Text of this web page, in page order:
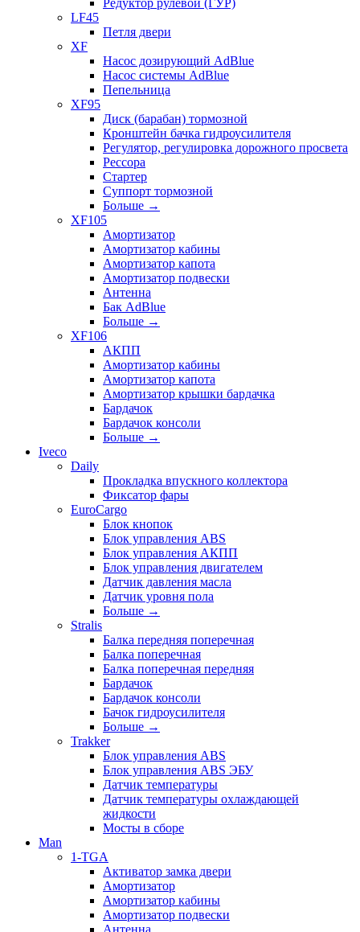
Редуктор рулевой (ГУР)
LF45
Петля двери
XF
Насос дозирующий AdBlue
Насос системы AdBlue
Пепельница
XF95
Диск (барабан) тормозной
Кронштейн бачка гидроусилителя
Регулятор, регулировка дорожного просвета
Рессора
Стартер
Суппорт тормозной
Больше →
XF105
Амортизатор
Амортизатор кабины
Амортизатор капота
Амортизатор подвески
Антенна
Бак AdBlue
Больше →
XF106
АКПП
Амортизатор кабины
Амортизатор капота
Амортизатор крышки бардачка
Бардачок
Бардачок консоли
Больше →
Iveco
Daily
Прокладка впускного коллектора
Фиксатор фары
EuroCargo
Блок кнопок
Блок управления ABS
Блок управления АКПП
Блок управления двигателем
Датчик давления масла
Датчик уровня пола
Больше →
Stralis
Балка передняя поперечная
Балка поперечная
Балка поперечная передняя
Бардачок
Бардачок консоли
Бачок гидроусилителя
Больше →
Trakker
Блок управления ABS
Блок управления ABS ЭБУ
Датчик температуры
Датчик температуры охлаждающей
жидкости
Мосты в сборе
Man
1-TGA
Активатор замка двери
Амортизатор
Амортизатор кабины
Амортизатор подвески
Антенна